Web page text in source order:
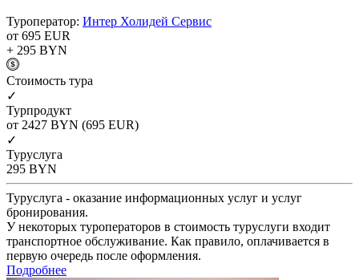
Туроператор: Интер Холидей Сервис
от 695 EUR
+ 295 BYN
Cтоимость тура
✓
Турпродукт
от 2427 BYN (695 EUR)
✓
Туруслуга
295 BYN
Туруслуга - оказание информационных услуг и услуг
бронирования.
У некоторых туроператоров в стоимость туруслуги входит
транспортное обслуживание. Как правило, оплачивается в
первую очередь после оформления.
Подробнее